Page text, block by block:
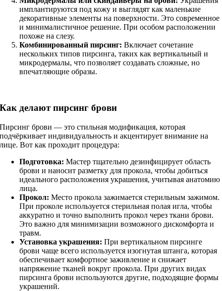
имплантируются под кожу и выглядят как маленькие
декоративные элементы на поверхности. Это современное
и минималистичное решение. При особом расположении
похоже на слезу.
Комбинированный пирсинг: Включает сочетание
нескольких типов пирсинга, таких как вертикальный и
микродермалы, что позволяет создавать сложные, но
впечатляющие образы.
Как делают пирсинг брови
Пирсинг брови — это стильная модификация, которая
подчёркивает индивидуальность и акцентирует внимание на
лице. Вот как проходит процедура:
Подготовка: Мастер тщательно дезинфицирует область
брови и наносит разметку для прокола, чтобы добиться
идеального расположения украшения, учитывая анатомию
лица.
Прокол: Место прокола зажимается стерильным зажимом.
При проколе используется стерильная полая игла, чтобы
аккуратно и точно выполнить прокол через ткани брови.
Это важно для минимизации возможного дискомфорта и
травм.
Установка украшения: При вертикальном пирсинге
брови чаще всего используется изогнутая штанга, которая
обеспечивает комфортное заживление и снижает
напряжение тканей вокруг прокола. При других видах
пирсинга брови используются другие, подходящие формы
украшений.